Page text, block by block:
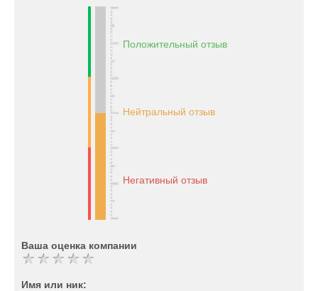
Положительный отзыв
Нейтральный отзыв
Негативный отзыв
Ваша оценка компании
Имя или ник: